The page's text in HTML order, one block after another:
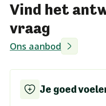
Vind het
vraag
Ons aanbod
Je goed